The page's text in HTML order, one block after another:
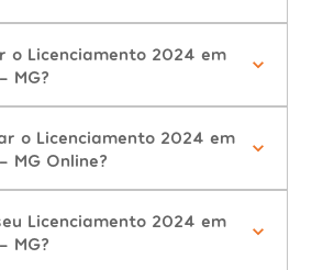
o Licenciamento 2024 em
MG?
o Licenciamento 2024 em
MG Online?
Licenciamento 2024 em
MG?